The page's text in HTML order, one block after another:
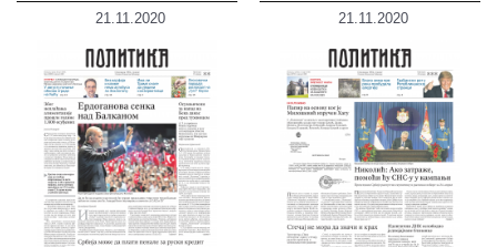
21.11.2020 21.11.2020